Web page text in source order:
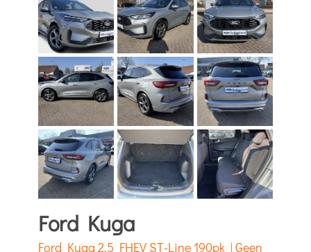
Ford Kuga
Ford Kuga 2.5 FHEV ST-Line 190pk | Geen